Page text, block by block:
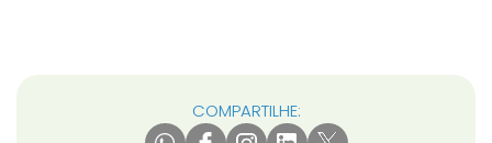
COMPARTILHE: